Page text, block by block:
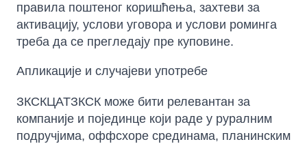
правила поштеног коришћења, захтеви за
активацију, услови уговора и услови роминга
треба да се прегледају пре куповине.
Апликације и случајеви употребе
ЗКСКЦАТЗКСК може бити релевантан за
компаније и појединце који раде у руралним
подручјима, оффсхоре срединама, планинским